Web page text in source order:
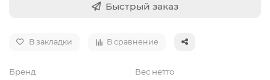
Быстрый заказ
В закладки В сравнение
Бренд Вес нетто